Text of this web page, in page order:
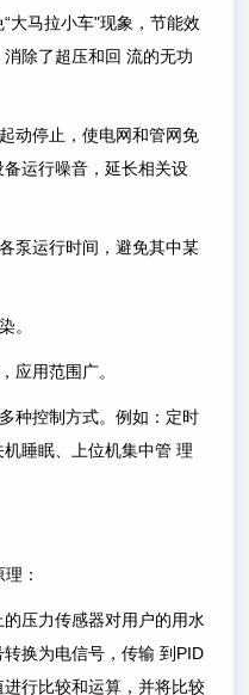
大马拉小车"现象，节能效
除了超压和回 流的无功
动停止，使电网和管网免
运行噪音，延长相关设
泵运行时间，避免其中某
。
应用范围广。
种控制方式。例如：定时
睡眠、上位机集中管 理
：
压力传感器对用户的用水
换为电信号，传输 到PID
行比较和运算，并将比较